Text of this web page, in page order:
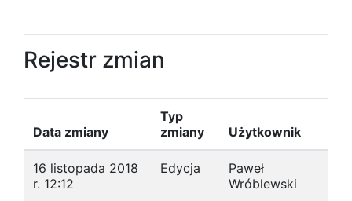
Rejestr zmian
Data zmiany
Typ
zmiany
Użytkownik
16 listopada 2018
r. 12:12
Edycja
Paweł
Wróblewski